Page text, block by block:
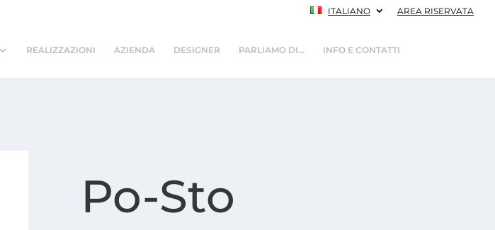
ITALIANO AREA RISERVATA
REALIZZAZIONI AZIENDA DESIGNER PARLIAMO DI… INFO E CONTATTI
Po-Sto